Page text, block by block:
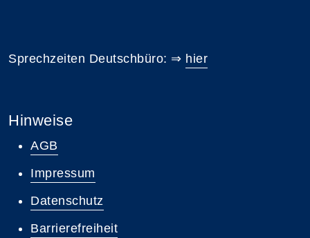
Sprechzeiten Deutschbüro: ⇒ hier
Hinweise
AGB
Impressum
Datenschutz
Barrierefreiheit